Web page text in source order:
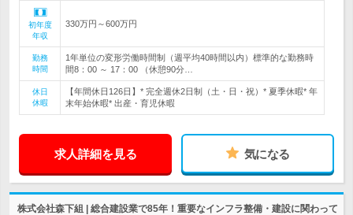
初年度
年収
330万円～600万円
勤務
時間
1年単位の変形労働時間制（週平均40時間以内）標準的な勤務時
間8：00 ～ 17：00 （休憩90分…
休日
休暇
【年間休日126日】* 完全週休2日制（土・日・祝）* 夏季休暇* 年
末年始休暇* 出産・育児休暇
求人詳細を見る 気になる
株式会社森下組 | 総合建設業で85年！重要なインフラ整備・建設に関わって